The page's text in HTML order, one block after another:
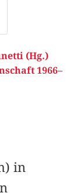
(Hg.)
1966–
in